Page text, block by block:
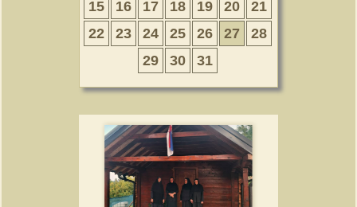
15
16 17 18 19 20
21
22
23 24 25 26 27
28
29
30 31